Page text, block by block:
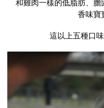
和雞肉一樣的低脂肪、
香味寶
這以上五種口